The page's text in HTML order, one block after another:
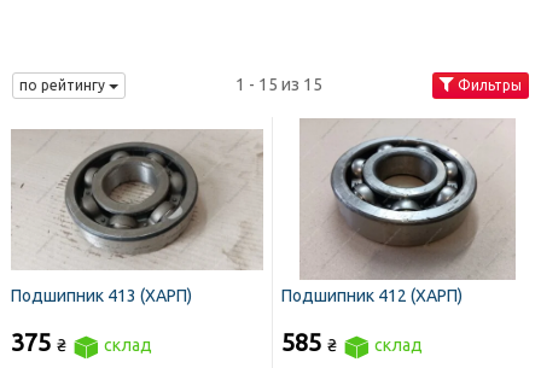
по рейтингу 1 - 15 из 15 Фильтры
Подшипник 413 (ХАРП)
375 ₴ склад
Подшипник 412 (ХАРП)
585 ₴ склад